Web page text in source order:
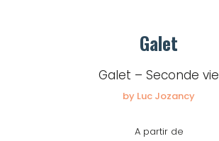
Galet
Galet – Seconde vie
by Luc Jozancy
A partir de